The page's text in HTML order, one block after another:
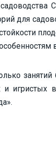
для
и игристых